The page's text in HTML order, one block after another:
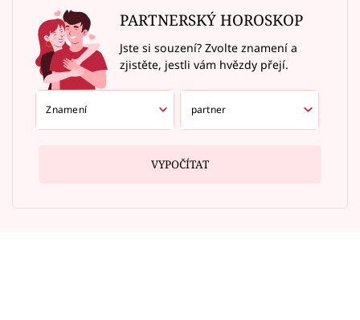
PARTNERSKÝ HOROSKOP
Jste si souzení? Zvolte znamení a
zjistěte, jestli vám hvězdy přejí.
VYPOČÍTAT